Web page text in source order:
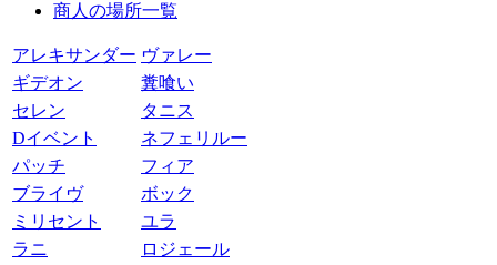
商人の場所一覧
アレキサンダー ヴァレー
ギデオン
糞喰い
セレン
タニス
Dイベント
ネフェリルー
パッチ
フィア
ブライヴ
ボック
ミリセント
ユラ
ラニ
ロジェール